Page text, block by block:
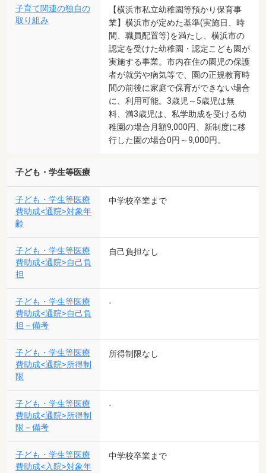
子育て関連の独自の
取り組み
【横浜市私立幼稚園等預かり保育事
業】横浜市が定めた基準(実施日、時
間、職員配置等)を満たし、横浜市の
認定を受けた幼稚園・認定こども園が
実施する事業。市内在住の園児の保護
者が就労や病気等で、園の正規教育時
間の前後に家庭で保育ができない場合
に、利用可能。3歳児～5歳児は無
料、満3歳児は、私学助成を受ける幼
稚園の場合月額9,000円、新制度に移
行した園の場合0円～9,000円。
子ども・学生等医療
子ども・学生等医療
費助成<通院>対象年
齢
中学校卒業まで
子ども・学生等医療
費助成<通院>自己負
担
自己負担なし
子ども・学生等医療
費助成<通院>自己負
担－備考
-
子ども・学生等医療
費助成<通院>所得制
限
所得制限なし
子ども・学生等医療
費助成<通院>所得制
限－備考
-
子ども・学生等医療
費助成<入院>対象年
中学校卒業まで